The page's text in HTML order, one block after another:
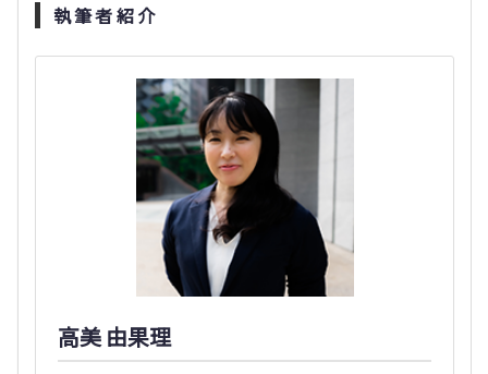
執筆者紹介
高美 由果理